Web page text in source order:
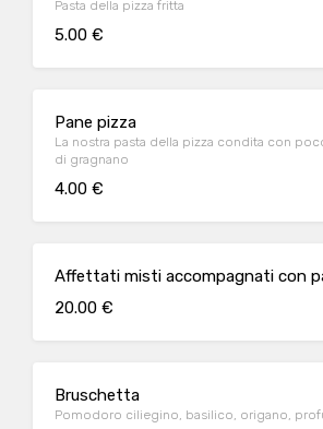
Pasta della pizza fritta
5.00 €
Pane pizza
La nostra pasta della pizza condita con
di gragnano
4.00 €
Affettati misti accompagnati con
20.00 €
Bruschetta
Pomodoro ciliegino, basilico, origano,